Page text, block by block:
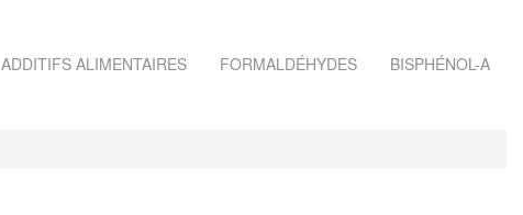
ADDITIFS ALIMENTAIRES FORMALDÉHYDES BISPHÉNOL-A